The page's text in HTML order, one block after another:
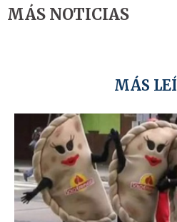
MÁS NOTICIAS
MÁS